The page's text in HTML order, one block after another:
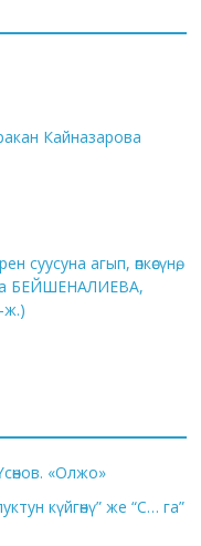
Кайназарова
суусуна агып, өпкөсүнө,
БЕЙШЕНАЛИЕВА,
ж.)
«Олжо»
күйгөнү” же “С… га”